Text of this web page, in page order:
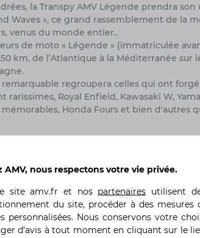
la Transpy AMV Légende prendra
Waves », ce grand rassemblement de la
venus du monde entier..
de moto « Légende » (immatriculée
km, de l’Atlantique à la Méditerranée sur
regroupera celles qui ont
Royal Enfield, Kawasaki W,
Honda Fours et bien d'autres
AMV, nous respectons votre vie privée.
siteamv.fr et nos partenaires utilisent
du site, procéder à des mesures
personnalisées. Nous conservons votre
d’avis à tout moment en cliquant sur le